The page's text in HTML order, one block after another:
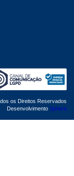
os Direitos Reservados
Desenvolvimento Sphera